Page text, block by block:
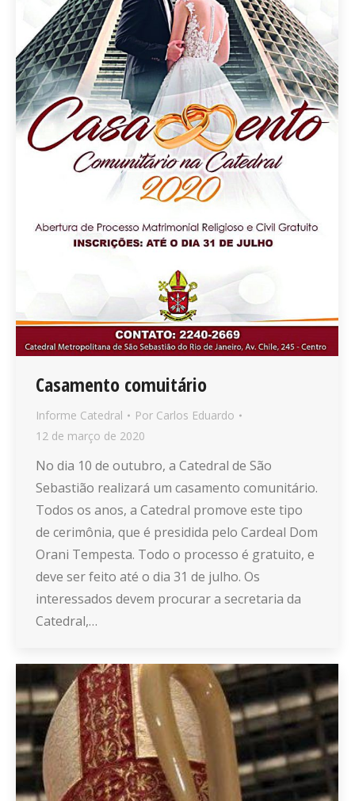
Casamento comuitário
Informe Catedral Por Carlos Eduardo
12 de março de 2020
No dia 10 de outubro, a Catedral de São
Sebastião realizará um casamento comunitário.
Todos os anos, a Catedral promove este tipo
de cerimônia, que é presidida pelo Cardeal Dom
Orani Tempesta. Todo o processo é gratuito, e
deve ser feito até o dia 31 de julho. Os
interessados devem procurar a secretaria da
Catedral,…